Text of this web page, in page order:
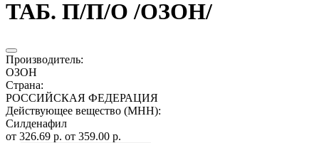
ТАБ. П/П/О /ОЗОН/
Производитель:
ОЗОН
Страна:
РОССИЙСКАЯ ФЕДЕРАЦИЯ
Действующее вещество (МНН):
Силденафил
от 326.69 р. от 359.00 р.